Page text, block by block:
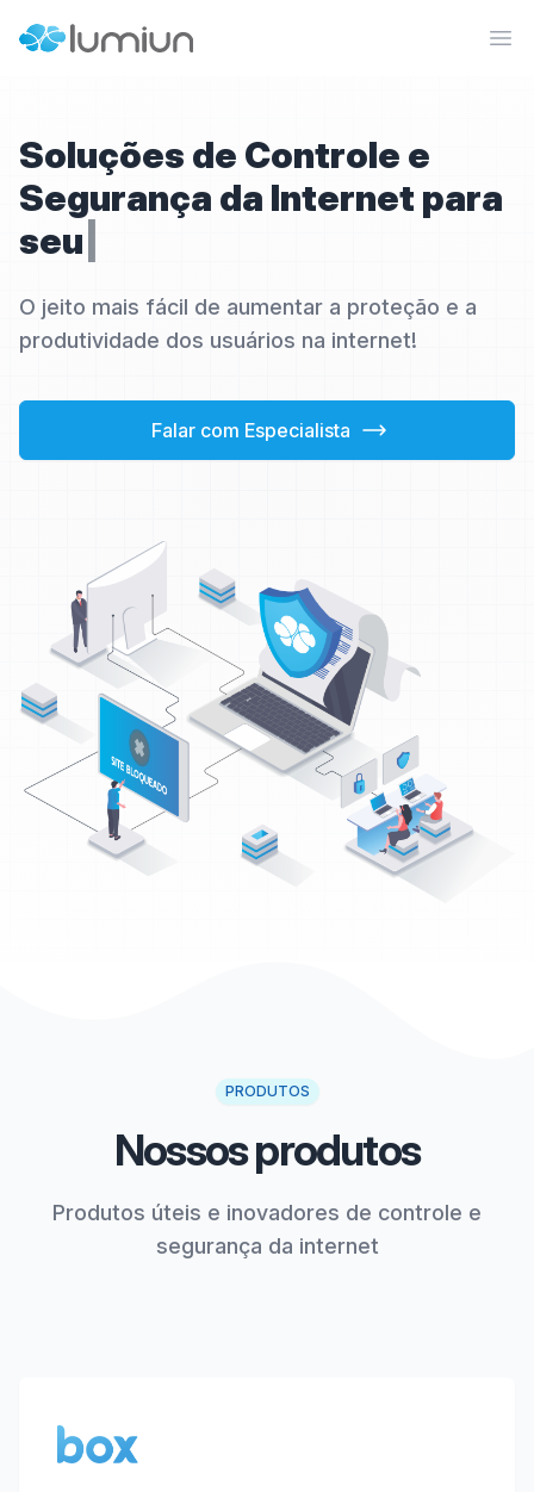
Lumiun Internet Security
Soluções de Controle e
Segurança da Internet para
seu
O jeito mais fácil de aumentar a proteção e a
produtividade dos usuários na internet!
Falar com Especialista
PRODUTOS
Nossos produtos
Produtos úteis e inovadores de controle e
segurança da internet